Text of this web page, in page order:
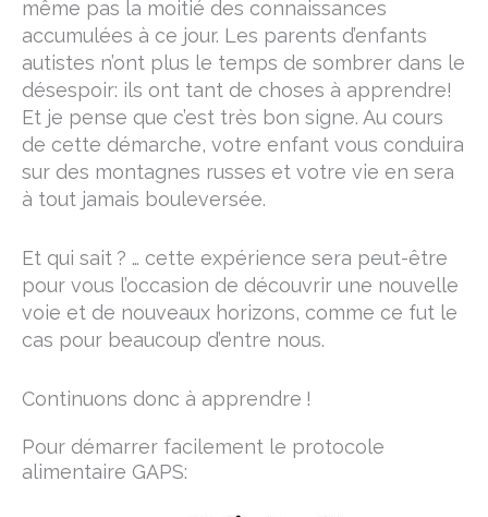
même pas la moitié des connaissances
accumulées à ce jour. Les parents d’enfants
autistes n’ont plus le temps de sombrer dans le
désespoir: ils ont tant de choses à apprendre!
Et je pense que c’est très bon signe. Au cours
de cette démarche, votre enfant vous conduira
sur des montagnes russes et votre vie en sera
à tout jamais bouleversée.
Et qui sait ? … cette expérience sera peut-être
pour vous l’occasion de découvrir une nouvelle
voie et de nouveaux horizons, comme ce fut le
cas pour beaucoup d’entre nous.
Continuons donc à apprendre !
Pour démarrer facilement le protocole
alimentaire GAPS: